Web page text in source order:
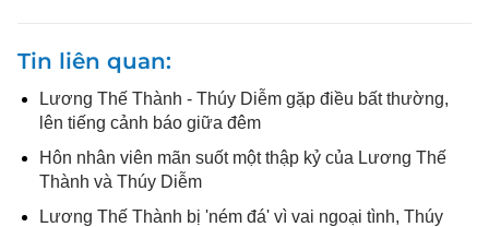
Tin liên quan
Lương Thế Thành - Thúy Diễm gặp điều bất thường,
lên tiếng cảnh báo giữa đêm
Hôn nhân viên mãn suốt một thập kỷ của Lương Thế
Thành và Thúy Diễm
Lương Thế Thành bị 'ném đá' vì vai ngoại tình, Thúy